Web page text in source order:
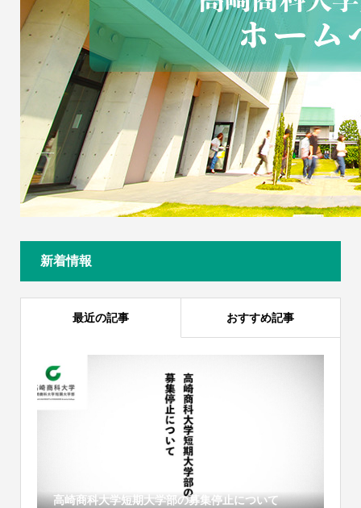
新着情報
最近の記事 おすすめ記事
高崎商科大学短期大学部の募集停止について